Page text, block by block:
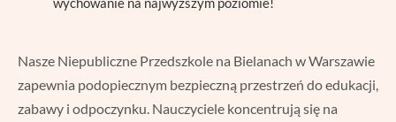
Nasze Niepubliczne Przedszkole na Bielanach w Warszawie
zapewnia podopiecznym bezpieczną przestrzeń do edukacji,
zabawy i odpoczynku. Nauczyciele koncentrują się na